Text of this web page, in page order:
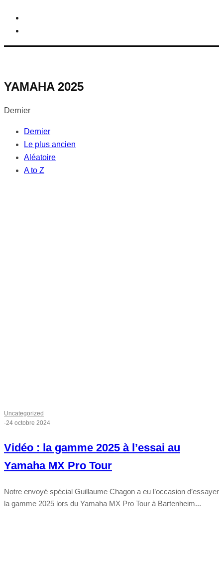
YAMAHA 2025
Dernier
Dernier
Le plus ancien
Aléatoire
A to Z
Uncategorized
·24 octobre 2024
Vidéo : la gamme 2025 à l’essai au
Yamaha MX Pro Tour
Notre envoyé spécial Guillaume Chagon a eu l’occasion d’essayer
la gamme 2025 lors du Yamaha MX Pro Tour à Bartenheim...